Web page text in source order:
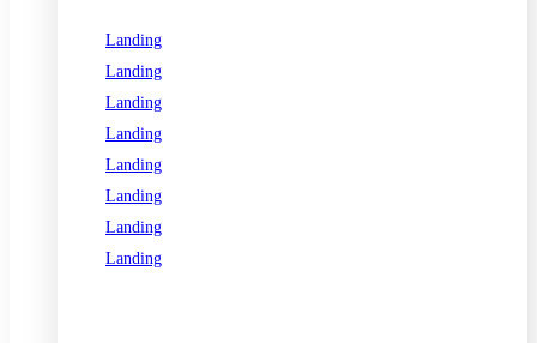
Landing
Landing
Landing
Landing
Landing
Landing
Landing
Landing